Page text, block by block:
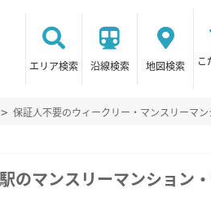
エリア検索 沿線検索 地図検索 こ
保証人不要のウィークリー・マンスリーマ
のマンスリーマンション